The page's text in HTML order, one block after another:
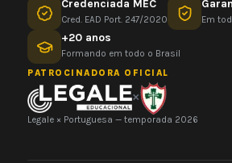
Credenciada MEC
Cred. EAD Port. 247/2020 Em
+20 anos
Formando em todo o Brasil
PATROCINADORA OFICIAL
×
Legale × Portuguesa — temporada 2026